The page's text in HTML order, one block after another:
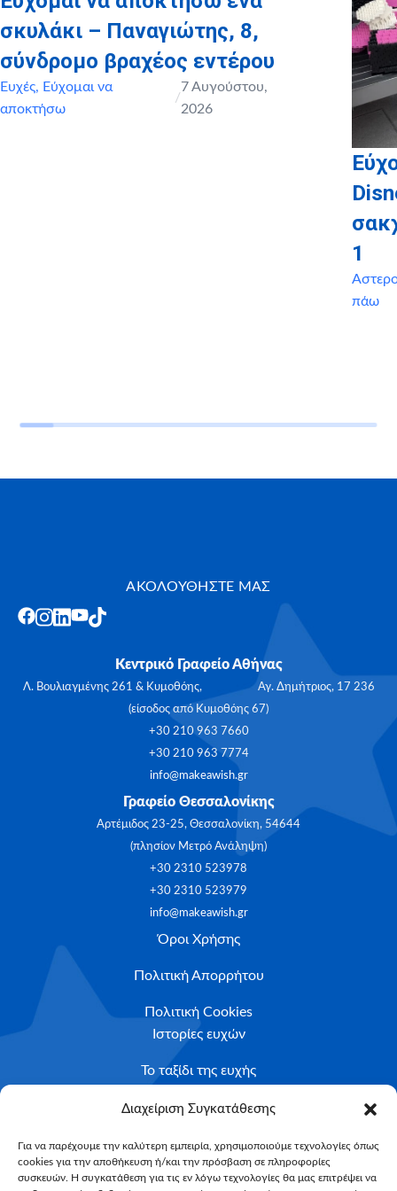
Διαχείριση Συγκατάθεσης
Για να παρέχουμε την καλύτερη εμπειρία, χρησιμοποιούμε τεχνολογίες όπως
cookies για την αποθήκευση ή/και την πρόσβαση σε πληροφορίες
συσκευών. Η συγκατάθεση για τις εν λόγω τεχνολογίες θα μας επιτρέψει να
σκυλάκι – Παναγιώτης, 8,
σύνδρομο βραχέος εντέρου
Ευχές, Εύχομαι να
αποκτήσω
/
7 Αυγούστου,
2026
1
πάω
ΑΚΟΛΟΥΘΗΣΤΕ ΜΑΣ
Κεντρικό Γραφείο Αθήνας
Λ. Βουλιαγμένης 261 & Κυμοθόης, Αγ. Δημήτριος, 17 236
(είσοδος από Κυμοθόης 67)
+30 210 963 7660
+30 210 963 7774
info@makeawish.gr
Γραφείο Θεσσαλονίκης
Αρτέμιδος 23-25, Θεσσαλονίκη, 54644
(πλησίον Μετρό Ανάληψη)
+30 2310 523978
+30 2310 523979
info@makeawish.gr
Όροι Χρήσης
Πολιτική Απορρήτου
Πολιτική Cookies
Ιστορίες ευχών
Το ταξίδι της ευχής
Κριτήρια Καταλληλότητας
Υποβολή Αιτήματος
NEWSLETTER
Email*